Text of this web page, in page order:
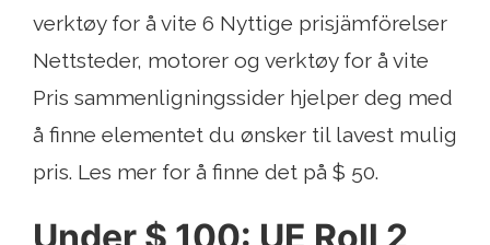
verktøy for å vite 6 Nyttige prisjämförelser
Nettsteder, motorer og verktøy for å vite
Pris sammenligningssider hjelper deg med
å finne elementet du ønsker til lavest mulig
pris. Les mer for å finne det på $ 50.